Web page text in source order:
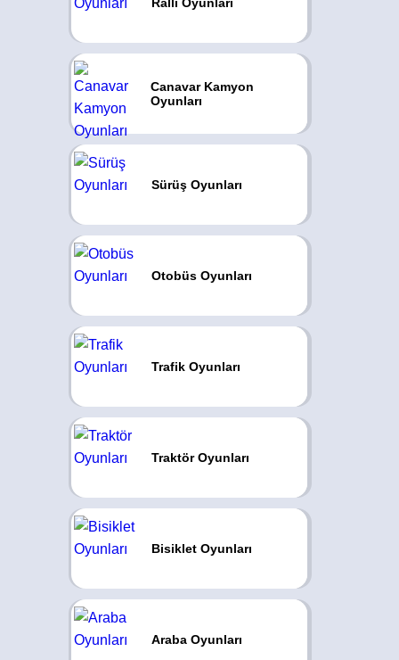
Canavar Kamyon
Oyunları
Sürüş Oyunları
Otobüs Oyunları
Trafik Oyunları
Traktör Oyunları
Bisiklet Oyunları
Araba Oyunları